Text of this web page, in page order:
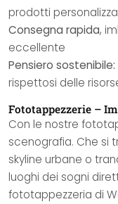
prodotti
Consegna rapida,
eccellente
Pensiero sostenibile:
rispettosi delle
Fototappezzerie –
Con le nostre
scenografia. Che si
skyline urbane o
luoghi dei sogni
fototappezzeria di